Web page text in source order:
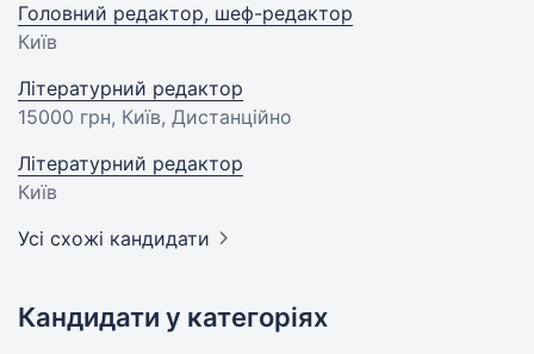
Головний редактор, шеф-редактор
Київ
Літературний редактор
15000 грн, Київ, Дистанційно
Літературний редактор
Київ
Усі схожі кандидати
Кандидати у категоріях